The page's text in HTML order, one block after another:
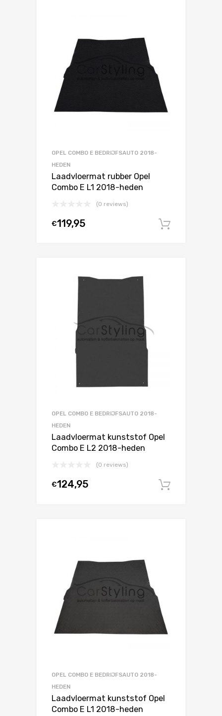
OPEL COMBO E BEDRIJFSAUTO 2018-
HEDEN
Laadvloermat rubber Opel
Combo E L1 2018-heden
(0 reviews)
€119,95
OPEL COMBO E BEDRIJFSAUTO 2018-
HEDEN
Laadvloermat kunststof Opel
Combo E L2 2018-heden
(0 reviews)
€124,95
OPEL COMBO E BEDRIJFSAUTO 2018-
HEDEN
Laadvloermat kunststof Opel
Combo E L1 2018-heden